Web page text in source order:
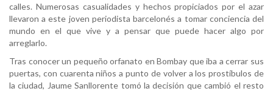
calles. Numerosas casualidades y hechos propiciados por el azar
llevaron a este joven periodista barcelonés a tomar conciencia del
mundo en el que vive y a pensar que puede hacer algo por
arreglarlo.
Tras conocer un pequeño orfanato en Bombay que iba a cerrar sus
puertas, con cuarenta niños a punto de volver a los prostíbulos de
la ciudad, Jaume Sanllorente tomó la decisión que cambió el resto